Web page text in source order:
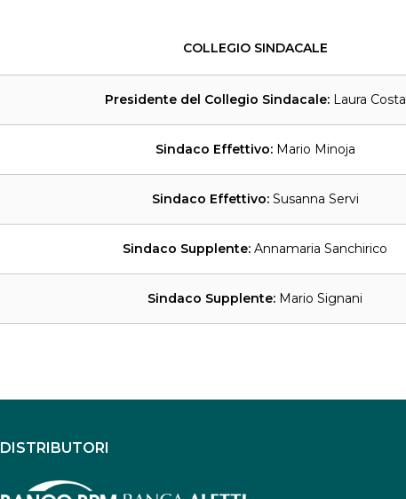
COLLEGIO SINDACALE
Presidente del Collegio Sindacale:Laura Costa
Sindaco Effettivo:Mario Minoja
Sindaco Effettivo:Susanna Servi
Sindaco Supplente: Annamaria Sanchirico
Sindaco Supplente: Mario Signani
DISTRIBUTORI